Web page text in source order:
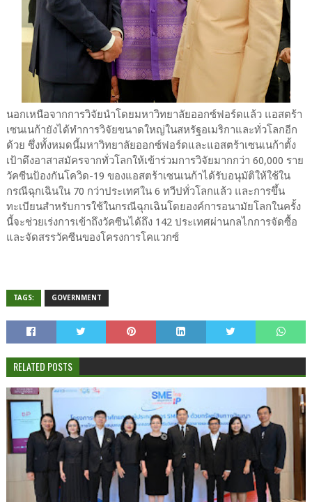
นอกเหนือจากการวิจัยนำโดยมหาวิทยาลัยออกซ์ฟอร์ดแล้ว แอสตร้า
เซนเนก้ายังได้ทำการวิจัยขนาดใหญ่ในสหรัฐอเมริกาและทั่วโลกอีก
ด้วย ซึ่งทั้งหมดนี้มหาวิทยาลัยออกซ์ฟอร์ดและแอสตร้าเซนเนก้าตั้ง
เป้าดึงอาสาสมัครจากทั่วโลกให้เข้าร่วมการวิจัยมากกว่า 60,000 ราย
วัคซีนป้องกันโควิด-19 ของแอสตร้าเซนเนก้าได้รับอนุมัติให้ใช้ใน
กรณีฉุกเฉินใน 70 กว่าประเทศใน 6 ทวีปทั่วโลกแล้ว และการขึ้น
ทะเบียนสำหรับการใช้ในกรณีฉุกเฉินโดยองค์การอนามัยโลกในครั้ง
นี้จะช่วยเร่งการเข้าถึงวัคซีนได้ถึง 142 ประเทศผ่านกลไกการจัดซื้อ
และจัดสรรวัคซีนของโครงการโคแวกซ์
TAGS: GOVERNMENT
RELATED POSTS